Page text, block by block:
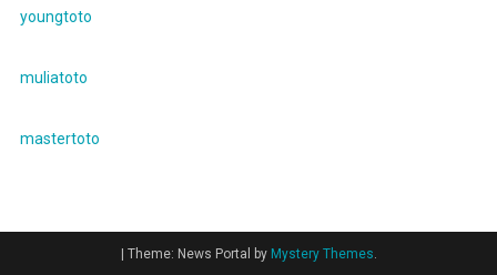
youngtoto
muliatoto
mastertoto
| Theme: News Portal by Mystery Themes